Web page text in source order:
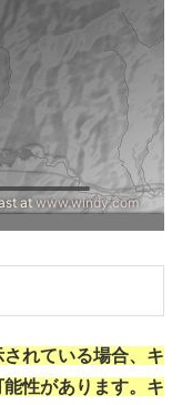
されている場合、キ
性があります。キ